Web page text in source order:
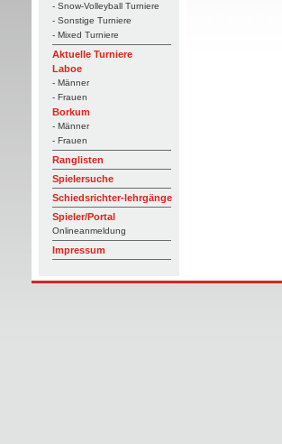
- Snow-Volleyball Turniere
- Sonstige Turniere
- Mixed Turniere
Aktuelle Turniere
Laboe
- Männer
- Frauen
Borkum
- Männer
- Frauen
Ranglisten
Spielersuche
Schiedsrichter-lehrgänge
Spieler/Portal
Onlineanmeldung
Impressum